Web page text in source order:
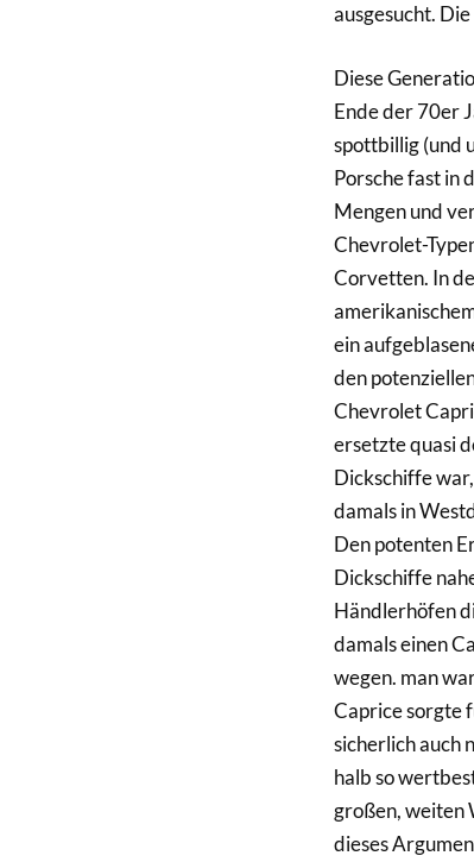
ausgesucht.
Diese
Ende der 70er
spottbillig (und
Porsche fast in
Mengen und
Chevrolet-
Corvetten. In
ein
den
Chevrolet
ersetzte quasi
Dickschiffe
damals in
Den potenten
Dickschiffe
Händlerhöfen
damals einen
wegen. man
Caprice sorgte
sicherlich auch
halb so
großen, weiten
dieses